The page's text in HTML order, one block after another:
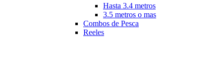
Hasta 3.4 metros
3.5 metros o mas
Combos de Pesca
Reeles